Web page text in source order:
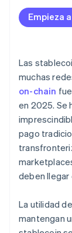
Liquidez y
Creación
Diseño
Empieza
Las
muchas
on-chain
en 2025. Se
pago
deben llegar
La utilidad
mantengan